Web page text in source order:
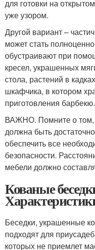
для готовки на
уже узором.
Другой вариант –
может стать
обустраивают при
кресел, украшенных
стола, растений в
шкафчика, в котором
приготовления барбекю.
ВАЖНО. Помните о том,
должна быть
обеспечить все
безопасности.
мебели должно
Кованые
Беседки, украшенные
подходят для
которых не приемлет